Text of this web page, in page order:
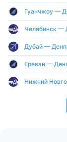
Гуанчжоу —
Челябинск —
Дубай —
Ереван —
Нижний